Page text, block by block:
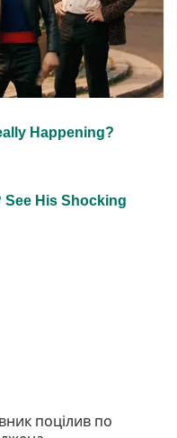
поцілив по